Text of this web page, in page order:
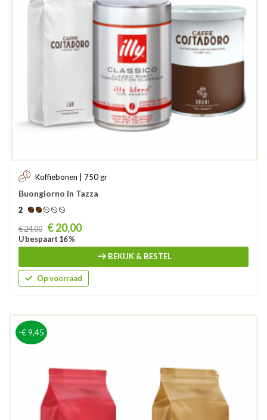
Koffiebonen | 750 gr
Buongiorno In Tazza
2
Prijs
€ 24,00 € 20,00
U bespaart 16 %
BEKIJK & BESTEL
Op voorraad
-€ 9,45